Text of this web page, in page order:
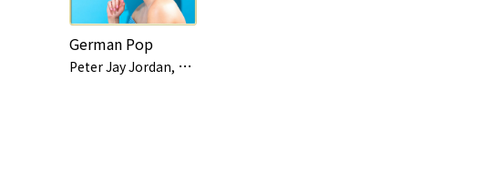
German Pop
P
eter Jay Jordan, Marc Steinmeier